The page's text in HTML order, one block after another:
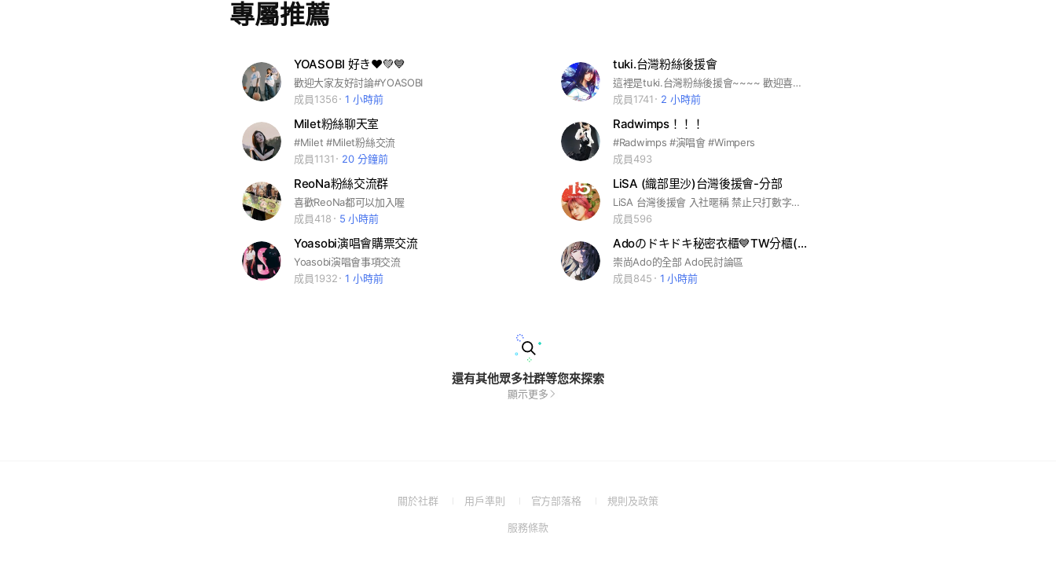
專屬推薦
YOASOBI 好き❤️💚💙
歡迎大家友好討論#YOASOBI
成員1356
1 小時前
tuki.台灣粉絲後援會
這裡是tuki.台灣粉絲後援會~~~~ 歡迎喜歡tuki.的同好一起進來聊天~~ 名稱請好好打 取的太奇怪會不給進噢 禁止只有數字 標點符號
成員1741
2 小時前
Milet粉絲聊天室
#Milet #Milet粉絲交流
成員1131
20 分鐘前
Radwimps！！！
#Radwimps #演唱會 #Wimpers
成員493
ReoNa粉絲交流群
喜歡ReoNa都可以加入喔
成員418
5 小時前
LiSA (織部里沙)台灣後援會-分部
LiSA 台灣後援會 入社暱稱 禁止只打數字或是奇怪標點符號,請取正常的名子 如果取的太奇怪會不給進,謝謝!
成員596
Yoasobi演唱會購票交流
Yoasobi演唱會事項交流
成員1932
1 小時前
Adoのドキドキ秘密衣櫃💙TW分櫃(. l _ l)
崇尚Ado的全部 Ado民討論區
成員845
1 小時前
還有其他眾多社群等您來探索
顯示更多
關於社群
(Open用戶準則
(Open
a
官方部落格
(Open規則及政策(Open
服務條款(Open